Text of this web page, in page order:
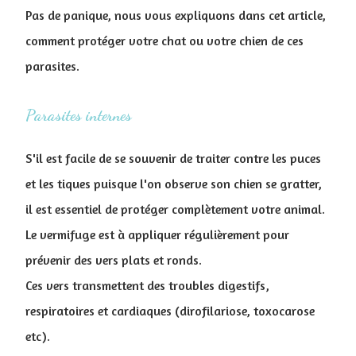
Pas de panique, nous vous expliquons dans cet article,
comment protéger votre chat ou votre chien de ces
parasites.
Parasites internes
S'il est facile de se souvenir de traiter contre les puces
et les tiques puisque l'on observe son chien se gratter,
il est essentiel de protéger complètement votre animal.
Le vermifuge est à appliquer régulièrement pour
prévenir des vers plats et ronds.
Ces vers transmettent des troubles digestifs,
respiratoires et cardiaques (dirofilariose, toxocarose
etc).